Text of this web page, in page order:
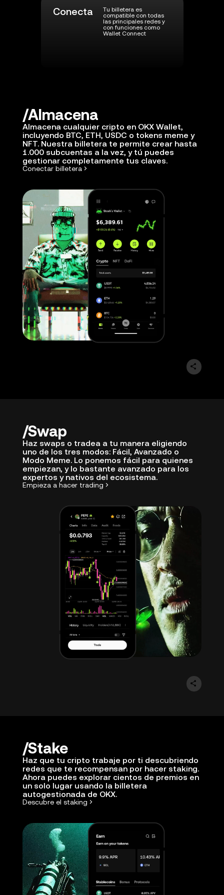
Conecta
Tu billetera es
compatible con todas
las principales redes y
con funciones como
Wallet Connect
Almacena
Almacena cualquier cripto en OKX Wallet,
incluyendo BTC, ETH, USDC o tokens meme y
NFT. Nuestra billetera te permite crear hasta
1.000 subcuentas a la vez, y tú puedes
gestionar completamente tus claves.
Conectar billetera
Swap
Haz swaps o tradea a tu manera eligiendo
uno de los tres modos: Fácil, Avanzado o
Modo Meme. Lo ponemos fácil para quienes
empiezan, y lo bastante avanzado para los
expertos y nativos del ecosistema.
Empieza a hacer trading
Stake
Haz que tu cripto trabaje por ti descubriendo
redes que te recompensan por hacer staking.
Ahora puedes explorar cientos de premios en
un solo lugar usando la billetera
autogestionada de OKX.
Descubre el staking